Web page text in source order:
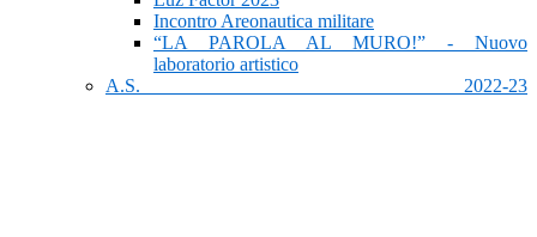
Incontro Areonautica militare
“LA PAROLA AL MURO!” - Nuovo
laboratorio artistico
A.S. 2022-23